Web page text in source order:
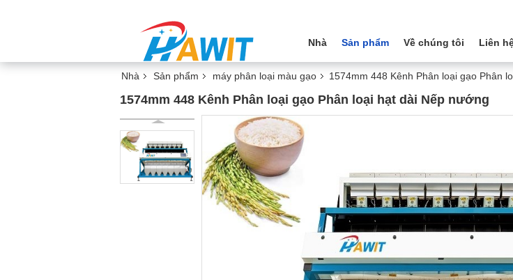
Nhà Sản phẩm Về chúng tôi Liên
Nhà Sản phẩm máy phân loại màu gạo 1574mm 448 Kênh Phân loại gạo Phân
1574mm 448 Kênh Phân loại gạo Phân loại hạt dài Nếp nướng